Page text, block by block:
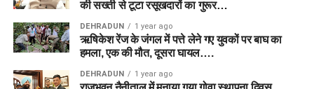
की सख्ती से टूटा रसूखदारों का गुरूर…
DEHRADUN 1 year ago
ऋषिकेश रेंज के जंगल में पत्ते लेने गए युवकों पर बाघ का
हमला, एक की मौत, दूसरा घायल….
DEHRADUN 1 year ago